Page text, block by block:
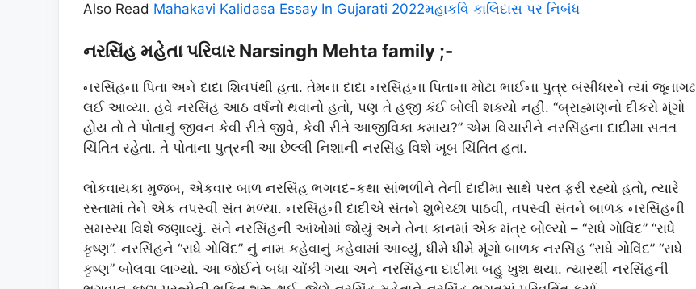
Also Read Mahakavi Kalidasa Essay In Gujarati 2022મહાકવિ કાલિદાસ પર નિબંધ
નરસિંહ મહેતા પરિવાર Narsingh Mehta family ;-
નરસિંહના પિતા અને દાદા શિવપંથી હતા. તેમના દાદા નરસિંહના પિતાના મોટા ભાઈના પુત્ર બંસીધરને ત્યાં જૂનાગઢ
લઈ આવ્યા. હવે નરસિંહ આઠ વર્ષનો થવાનો હતો, પણ તે હજી કંઈ બોલી શક્યો નહીં. “બ્રાહ્મણનો દીકરો મૂંગો
હોય તો તે પોતાનું જીવન કેવી રીતે જીવે, કેવી રીતે આજીવિકા કમાય?” એમ વિચારીને નરસિંહના દાદીમા સતત
ચિંતિત રહેતા. તે પોતાના પુત્રની આ છેલ્લી નિશાની નરસિંહ વિશે ખૂબ ચિંતિત હતા.
લોકવાયકા મુજબ, એકવાર બાળ નરસિંહ ભગવદ-કથા સાંભળીને તેની દાદીમા સાથે પરત ફરી રહ્યો હતો, ત્યારે
રસ્તામાં તેને એક તપસ્વી સંત મળ્યા. નરસિંહની દાદીએ સંતને શુભેચ્છા પાઠવી, તપસ્વી સંતને બાળક નરસિંહની
સમસ્યા વિશે જણાવ્યું. સંતે નરસિંહની આંખોમાં જોયું અને તેના કાનમાં એક મંત્ર બોલ્યો – “રાધે ગોવિંદ” “રાધે
કૃષ્ણ”. નરસિંહને “રાધે ગોવિંદ” નું નામ કહેવાનું કહેવામાં આવ્યું, ધીમે ધીમે મૂંગો બાળક નરસિંહ “રાધે ગોવિંદ” “રાધે
કૃષ્ણ” બોલવા લાગ્યો. આ જોઈને બધા ચોંકી ગયા અને નરસિંહના દાદીમા બહુ ખુશ થયા. ત્યારથી નરસિંહની